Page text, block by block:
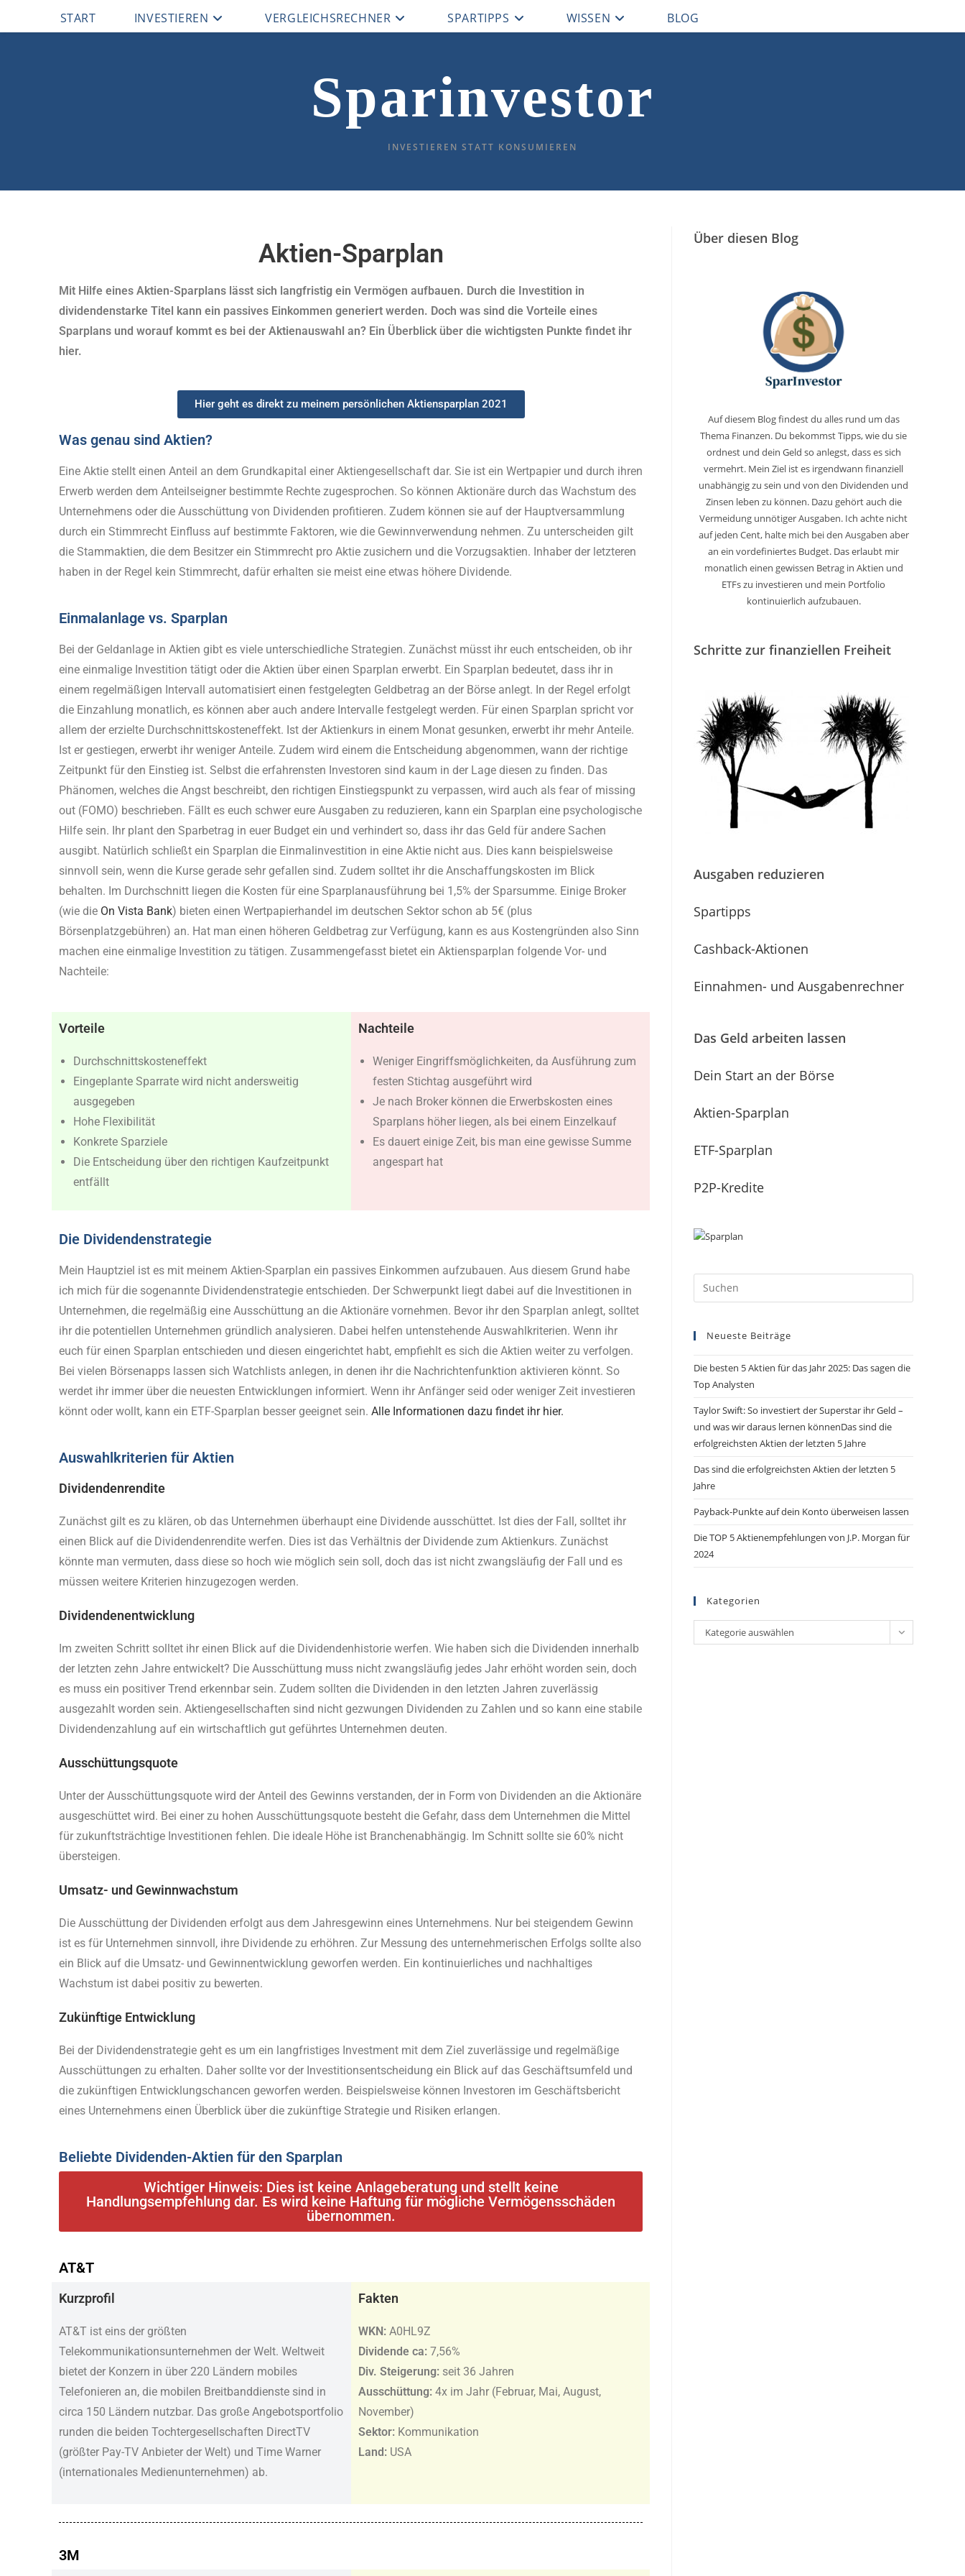
START INVESTIEREN VERGLEICHSRECHNER SPARTIPPS WISSEN BLOG
Sparinvestor
INVESTIEREN STATT KONSUMIEREN
Aktien-Sparplan
Mit Hilfe eines Aktien-Sparplans lässt sich langfristig ein Vermögen aufbauen. Durch die Investition in
dividendenstarke Titel kann ein passives Einkommen generiert werden. Doch was sind die Vorteile eines
Sparplans und worauf kommt es bei der Aktienauswahl an? Ein Überblick über die wichtigsten Punkte findet ihr
hier.
Hier geht es direkt zu meinem persönlichen Aktiensparplan 2021
Was genau sind Aktien?
Eine Aktie stellt einen Anteil an dem Grundkapital einer Aktiengesellschaft dar. Sie ist ein Wertpapier und durch ihren
Erwerb werden dem Anteilseigner bestimmte Rechte zugesprochen. So können Aktionäre durch das Wachstum des
Unternehmens oder die Ausschüttung von Dividenden profitieren. Zudem können sie auf der Hauptversammlung
durch ein Stimmrecht Einfluss auf bestimmte Faktoren, wie die Gewinnverwendung nehmen. Zu unterscheiden gilt
die Stammaktien, die dem Besitzer ein Stimmrecht pro Aktie zusichern und die Vorzugsaktien. Inhaber der letzteren
haben in der Regel kein Stimmrecht, dafür erhalten sie meist eine etwas höhere Dividende.
Einmalanlage vs. Sparplan
Bei der Geldanlage in Aktien gibt es viele unterschiedliche Strategien. Zunächst müsst ihr euch entscheiden, ob ihr
eine einmalige Investition tätigt oder die Aktien über einen Sparplan erwerbt. Ein Sparplan bedeutet, dass ihr in
einem regelmäßigen Intervall automatisiert einen festgelegten Geldbetrag an der Börse anlegt. In der Regel erfolgt
die Einzahlung monatlich, es können aber auch andere Intervalle festgelegt werden. Für einen Sparplan spricht vor
allem der erzielte Durchschnittskosteneffekt. Ist der Aktienkurs in einem Monat gesunken, erwerbt ihr mehr Anteile.
Ist er gestiegen, erwerbt ihr weniger Anteile. Zudem wird einem die Entscheidung abgenommen, wann der richtige
Zeitpunkt für den Einstieg ist. Selbst die erfahrensten Investoren sind kaum in der Lage diesen zu finden. Das
Phänomen, welches die Angst beschreibt, den richtigen Einstiegspunkt zu verpassen, wird auch als fear of missing
out (FOMO) beschrieben. Fällt es euch schwer eure Ausgaben zu reduzieren, kann ein Sparplan eine psychologische
Hilfe sein. Ihr plant den Sparbetrag in euer Budget ein und verhindert so, dass ihr das Geld für andere Sachen
ausgibt. Natürlich schließt ein Sparplan die Einmalinvestition in eine Aktie nicht aus. Dies kann beispielsweise
sinnvoll sein, wenn die Kurse gerade sehr gefallen sind. Zudem solltet ihr die Anschaffungskosten im Blick
behalten. Im Durchschnitt liegen die Kosten für eine Sparplanausführung bei 1,5% der Sparsumme. Einige Broker
(wie die On Vista Bank) bieten einen Wertpapierhandel im deutschen Sektor schon ab 5€ (plus
Börsenplatzgebühren) an. Hat man einen höheren Geldbetrag zur Verfügung, kann es aus Kostengründen also Sinn
machen eine einmalige Investition zu tätigen. Zusammengefasst bietet ein Aktiensparplan folgende Vor- und
Nachteile:
Vorteile
Durchschnittskosteneffekt
Eingeplante Sparrate wird nicht andersweitig
ausgegeben
Hohe Flexibilität
Konkrete Sparziele
Die Entscheidung über den richtigen Kaufzeitpunkt
entfällt
Nachteile
Weniger Eingriffsmöglichkeiten, da Ausführung zum
festen Stichtag ausgeführt wird
Je nach Broker können die Erwerbskosten eines
Sparplans höher liegen, als bei einem Einzelkauf
Es dauert einige Zeit, bis man eine gewisse Summe
angespart hat
Die Dividendenstrategie
Mein Hauptziel ist es mit meinem Aktien-Sparplan ein passives Einkommen aufzubauen. Aus diesem Grund habe
ich mich für die sogenannte Dividendenstrategie entschieden. Der Schwerpunkt liegt dabei auf die Investitionen in
Unternehmen, die regelmäßig eine Ausschüttung an die Aktionäre vornehmen. Bevor ihr den Sparplan anlegt, solltet
ihr die potentiellen Unternehmen gründlich analysieren. Dabei helfen untenstehende Auswahlkriterien. Wenn ihr
euch für einen Sparplan entschieden und diesen eingerichtet habt, empfiehlt es sich die Aktien weiter zu verfolgen.
Bei vielen Börsenapps lassen sich Watchlists anlegen, in denen ihr die Nachrichtenfunktion aktivieren könnt. So
werdet ihr immer über die neuesten Entwicklungen informiert. Wenn ihr Anfänger seid oder weniger Zeit investieren
könnt oder wollt, kann ein ETF-Sparplan besser geeignet sein. Alle Informationen dazu findet ihr hier.
Auswahlkriterien für Aktien
Dividendenrendite
Zunächst gilt es zu klären, ob das Unternehmen überhaupt eine Dividende ausschüttet. Ist dies der Fall, solltet ihr
einen Blick auf die Dividendenrendite werfen. Dies ist das Verhältnis der Dividende zum Aktienkurs. Zunächst
könnte man vermuten, dass diese so hoch wie möglich sein soll, doch das ist nicht zwangsläufig der Fall und es
müssen weitere Kriterien hinzugezogen werden.
Dividendenentwicklung
Im zweiten Schritt solltet ihr einen Blick auf die Dividendenhistorie werfen. Wie haben sich die Dividenden innerhalb
der letzten zehn Jahre entwickelt? Die Ausschüttung muss nicht zwangsläufig jedes Jahr erhöht worden sein, doch
es muss ein positiver Trend erkennbar sein. Zudem sollten die Dividenden in den letzten Jahren zuverlässig
ausgezahlt worden sein. Aktiengesellschaften sind nicht gezwungen Dividenden zu Zahlen und so kann eine stabile
Dividendenzahlung auf ein wirtschaftlich gut geführtes Unternehmen deuten.
Ausschüttungsquote
Unter der Ausschüttungsquote wird der Anteil des Gewinns verstanden, der in Form von Dividenden an die Aktionäre
ausgeschüttet wird. Bei einer zu hohen Ausschüttungsquote besteht die Gefahr, dass dem Unternehmen die Mittel
für zukunftsträchtige Investitionen fehlen. Die ideale Höhe ist Branchenabhängig. Im Schnitt sollte sie 60% nicht
übersteigen.
Umsatz- und Gewinnwachstum
Die Ausschüttung der Dividenden erfolgt aus dem Jahresgewinn eines Unternehmens. Nur bei steigendem Gewinn
ist es für Unternehmen sinnvoll, ihre Dividende zu erhöhren. Zur Messung des unternehmerischen Erfolgs sollte also
ein Blick auf die Umsatz- und Gewinnentwicklung geworfen werden. Ein kontinuierliches und nachhaltiges
Wachstum ist dabei positiv zu bewerten.
Zukünftige Entwicklung
Bei der Dividendenstrategie geht es um ein langfristiges Investment mit dem Ziel zuverlässige und regelmäßige
Ausschüttungen zu erhalten. Daher sollte vor der Investitionsentscheidung ein Blick auf das Geschäftsumfeld und
die zukünftigen Entwicklungschancen geworfen werden. Beispielsweise können Investoren im Geschäftsbericht
eines Unternehmens einen Überblick über die zukünftige Strategie und Risiken erlangen.
Beliebte Dividenden-Aktien für den Sparplan
Wichtiger Hinweis: Dies ist keine Anlageberatung und stellt keine
Handlungsempfehlung dar. Es wird keine Haftung für mögliche Vermögensschäden
übernommen.
AT&T
Kurzprofil
AT&T ist eins der größten
Telekommunikationsunternehmen der Welt. Weltweit
bietet der Konzern in über 220 Ländern mobiles
Telefonieren an, die mobilen Breitbanddienste sind in
circa 150 Ländern nutzbar. Das große Angebotsportfolio
runden die beiden Tochtergesellschaften DirectTV
(größter Pay-TV Anbieter der Welt) und Time Warner
(internationales Medienunternehmen) ab.
Fakten
WKN:A0HL9Z
Dividende ca:7,56%
Div. Steigerung:seit 36 Jahren
Ausschüttung:4x im Jahr (Februar, Mai, August,
November)
Sektor:Kommunikation
Land:USA
3M
Über diesen Blog
Auf diesem Blog findest du alles rund um das
Thema Finanzen. Du bekommst Tipps, wie du sie
ordnest und dein Geld so anlegst, dass es sich
vermehrt. Mein Ziel ist es irgendwann finanziell
unabhängig zu sein und von den Dividenden und
Zinsen leben zu können. Dazu gehört auch die
Vermeidung unnötiger Ausgaben. Ich achte nicht
auf jeden Cent, halte mich bei den Ausgaben aber
an ein vordefiniertes Budget. Das erlaubt mir
monatlich einen gewissen Betrag in Aktien und
ETFs zu investieren und mein Portfolio
kontinuierlich aufzubauen.
Schritte zur finanziellen Freiheit
Ausgaben reduzieren
Spartipps
Cashback-Aktionen
Einnahmen- und Ausgabenrechner
Das Geld arbeiten lassen
Dein Start an der Börse
Aktien-Sparplan
ETF-Sparplan
P2P-Kredite
Neueste Beiträge
Die besten 5 Aktien für das Jahr 2025: Das sagen die
Top Analysten
Taylor Swift: So investiert der Superstar ihr Geld –
und was wir daraus lernen könnenDas sind die
erfolgreichsten Aktien der letzten 5 Jahre
Das sind die erfolgreichsten Aktien der letzten 5
Jahre
Payback-Punkte auf dein Konto überweisen lassen
Die TOP 5 Aktienempfehlungen von J.P. Morgan für
2024
Kategorien
Kategorie auswählen